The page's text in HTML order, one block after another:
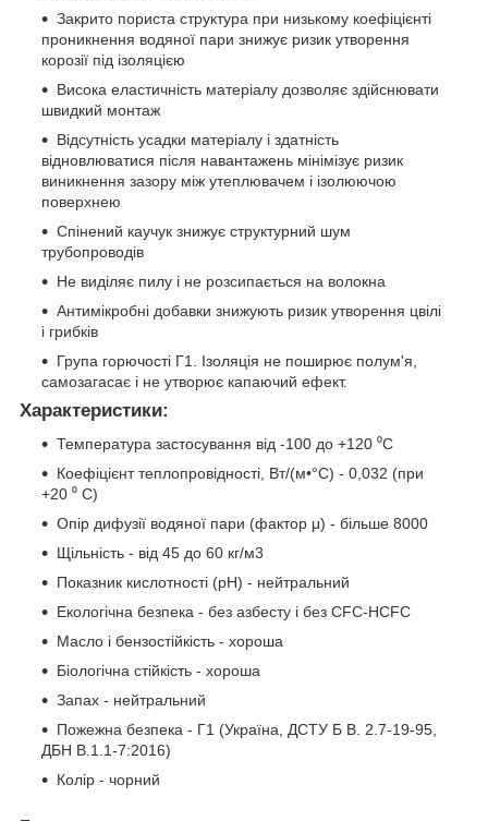
Закрито пориста структура при низькому коефіцієнті
проникнення водяної пари знижує ризик утворення
корозії під ізоляцією
Висока еластичність матеріалу дозволяє здійснювати
швидкий монтаж
Відсутність усадки матеріалу і здатність
відновлюватися після навантажень мінімізує ризик
виникнення зазору між утеплювачем і ізолюючою
поверхнею
Спінений каучук знижує структурний шум
трубопроводів
Не виділяє пилу і не розсипається на волокна
Антимікробні добавки знижують ризик утворення цвілі
і грибків
Група горючості Г1. Ізоляція не поширює полум'я,
самозагасає і не утворює капаючий ефект.
Характеристики:
Температура застосування від -100 до +120 ⁰С
Коефіцієнт теплопровідності, Вт/(м•°С) - 0,032 (при
+20 ⁰ С)
Опір дифузії водяної пари (фактор μ) - більше 8000
Щільність - від 45 до 60 кг/м3
Показник кислотності (pH) - нейтральний
Екологічна безпека - без азбесту і без CFC-HCFC
Масло і бензостійкість - хороша
Біологічна стійкість - хороша
Запах - нейтральний
Пожежна безпека - Г1 (Україна, ДСТУ Б В. 2.7-19-95,
ДБН В.1.1-7:2016)
Колір - чорний